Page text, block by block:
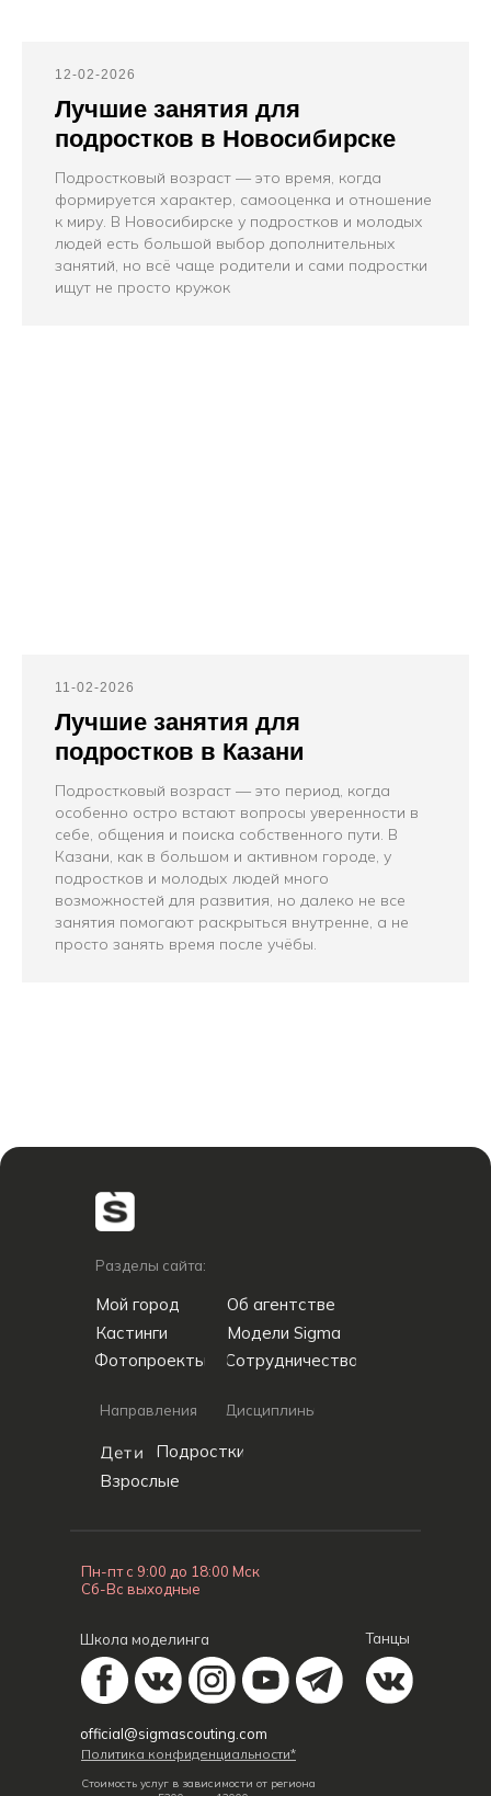
12-02-2026
Лучшие занятия для
подростков в Новосибирске
Подростковый возраст — это время, когда
формируется характер, самооценка и отношение
к миру. В Новосибирске у подростков и молодых
людей есть большой выбор дополнительных
занятий, но всё чаще родители и сами подростки
ищут не просто кружок
11-02-2026
Лучшие занятия для
подростков в Казани
Подростковый возраст — это период, когда
особенно остро встают вопросы уверенности в
себе, общения и поиска собственного пути. В
Казани, как в большом и активном городе, у
подростков и молодых людей много
возможностей для развития, но далеко не все
занятия помогают раскрыться внутренне, а не
просто занять время после учёбы.
Пн-пт с 9:00 до 18:00 Мск
Сб-Вс выходные
Разделы сайта:
Мой город
Кастинги
Об агентстве
Модели Sigma
Сотрудничество
Фотопроекты
Стоимость услуг в зависимости от региона
Политика конфиденциальности*
official@sigmascouting.com
Направления Дисциплины
Дети
Школа моделинга Танцы
Подростки
Взрослые